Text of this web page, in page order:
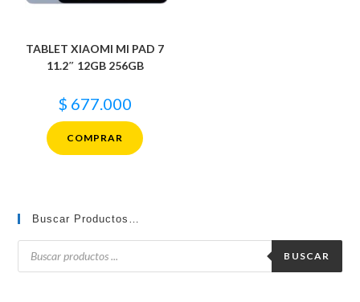
TABLET XIAOMI MI PAD 7
11.2″ 12GB 256GB
$ 677.000
COMPRAR
Buscar Productos…
Búsqueda
productos
BUSCAR